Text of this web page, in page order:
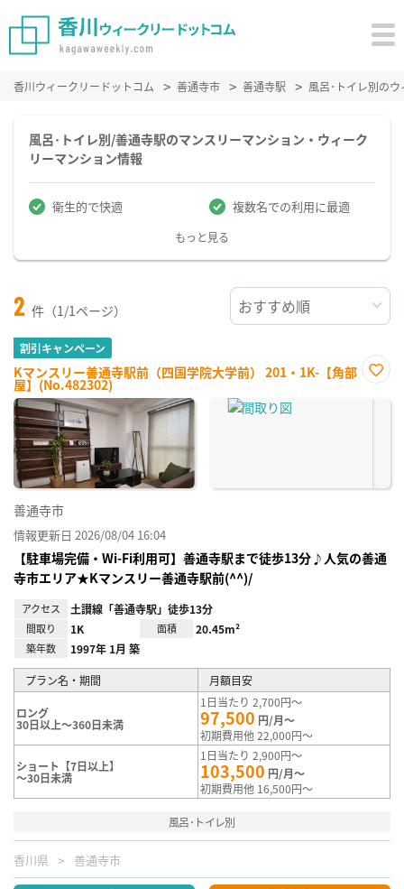
香川ウィークリードットコム 善通寺市 善通寺駅 風呂･トイレ別の
風呂･トイレ別/善通寺駅のマンスリーマンション・ウィーク
リーマンション情報
衛生的で快適 複数名での利用に最適
もっと見る
2 件（1/1ページ）
割引キャンペーン
Kマンスリー善通寺駅前（四国学院大学前） 201・1K-【角部
屋】(No.482302)
に入
善通寺市
情報更新日 2026/08/04 16:04
【駐車場完備・Wi-Fi利用可】善通寺駅まで徒歩13分♪人気の善通
寺市エリア★Kマンスリー善通寺駅前(^^)/
アクセス 土讃線「善通寺駅」徒歩13分
間取り 1K 面積 20.45m²
築年数 1997年 1月 築
プラン名・期間 月額目安
ロング
30日以上～360日未満
1日当たり 2,700円～
97,500 円/月～
初期費用他 22,000円～
ショート【7日以上】
～30日未満
1日当たり 2,900円～
103,500 円/月～
初期費用他 16,500円～
風呂･トイレ別
香川県 善通寺市